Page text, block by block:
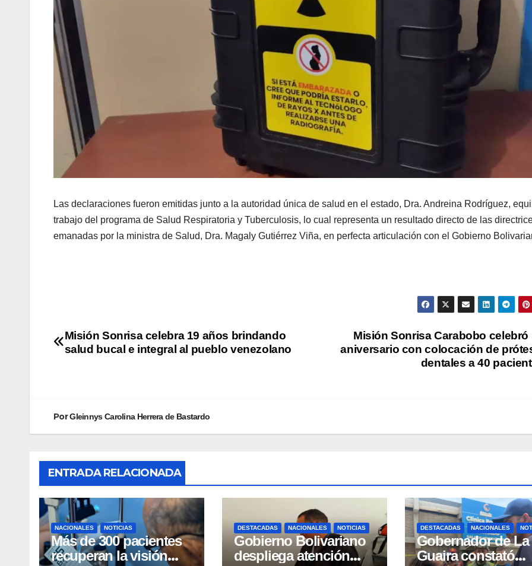
Las declaraciones fueron emitidas junto a la autoridad única de salud en el estado, Dra. Andreina Rodríguez,
trabajo del programa de Salud Respiratoria y Tuberculosis, lo cual representa un resultado directo de las
emanadas por la ministra de Salud, Dra. Magaly Gutiérrez Viña, en perfecta articulación con el Gobierno
Misión Sonrisa Carabobo celebró
aniversario con colocación de
dentales a 40
Misión Sonrisa celebra 19 años brindando
salud bucal e integral al pueblo venezolano
PorGleinnys Carolina Herrera de Bastardo
ENTRADA RELACIONADA
NACIONALES NOTICIAS
Más de 300 pacientes
recuperan la visión
DESTACADAS NACIONALES NOTICIAS
Gobierno Bolivariano
despliega atención
DESTACADAS NACIONALES
Gobernador de La
Guaira constató